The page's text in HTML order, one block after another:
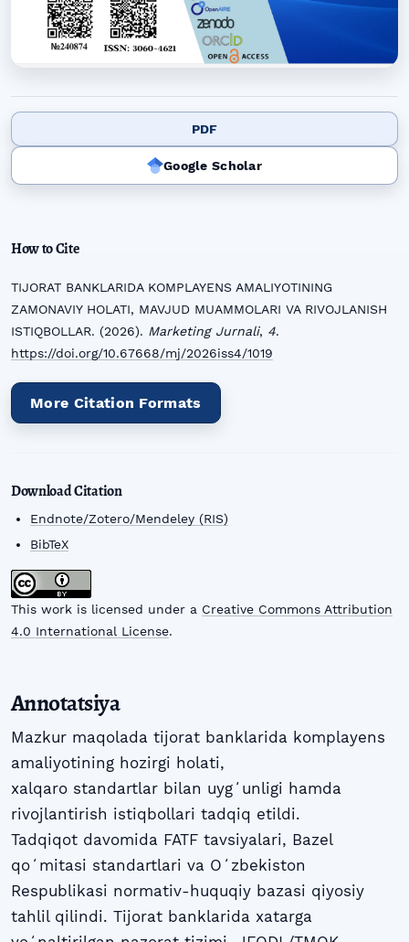
PDF
Google Scholar
How to Cite
TIJORAT BANKLARIDA KOMPLAYENS AMALIYOTINING
ZAMONAVIY HOLATI, MAVJUD MUAMMOLARI VA RIVOJLANISH
ISTIQBOLLAR. (2026). Marketing Jurnali, 4.
https://doi.org/10.67668/mj/2026iss4/1019
More Citation Formats
Download Citation
Endnote/Zotero/Mendeley (RIS)
BibTeX
This work is licensed under a Creative Commons Attribution
4.0 International License.
Annotatsiya
Mazkur maqolada tijorat banklarida komplayens
amaliyotining hozirgi holati,
xalqaro standartlar bilan uygʻunligi hamda
rivojlantirish istiqbollari tadqiq etildi.
Tadqiqot davomida FATF tavsiyalari, Bazel
qoʻmitasi standartlari va Oʻzbekiston
Respublikasi normativ-huquqiy bazasi qiyosiy
tahlil qilindi. Tijorat banklarida xatarga